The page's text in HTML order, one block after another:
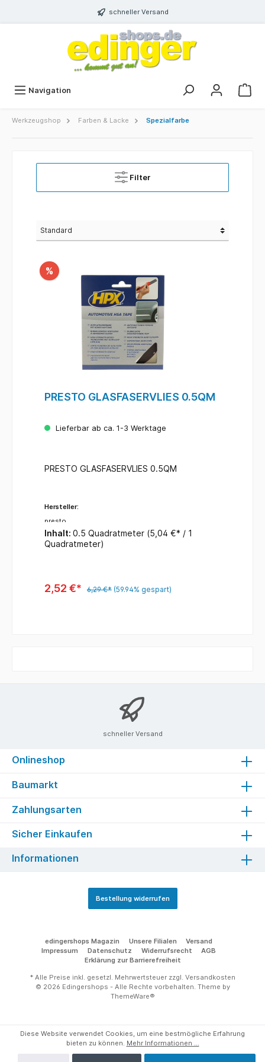
schneller Versand
Navigation
Werkzeugshop Farben & Lacke Spezialfarbe
Filter
%
PRESTO GLASFASERVLIES 0.5QM
Lieferbar ab ca. 1-3 Werktage
PRESTO GLASFASERVLIES 0.5QM
Hersteller:
presto
Inhalt: 0.5 Quadratmeter (5,04 €* / 1
Quadratmeter)
2,52 €* 6,29 €* (59.94% gespart)
schneller Versand
Onlineshop
Baumarkt
Zahlungsarten
Sicher Einkaufen
Informationen
Bestellung widerrufen
edingershops Magazin Unsere Filialen
Versand
Impressum
Datenschutz Widerrufsrecht
AGB
Erklärung zur Barrierefreiheit
* Alle Preise inkl. gesetzl. Mehrwertsteuer zzgl. Versandkosten
© 2026 Edingershops - Alle Rechte vorbehalten. Theme by
ThemeWare®
Diese Website verwendet Cookies, um eine bestmögliche Erfahrung
bieten zu können. Mehr Informationen ...